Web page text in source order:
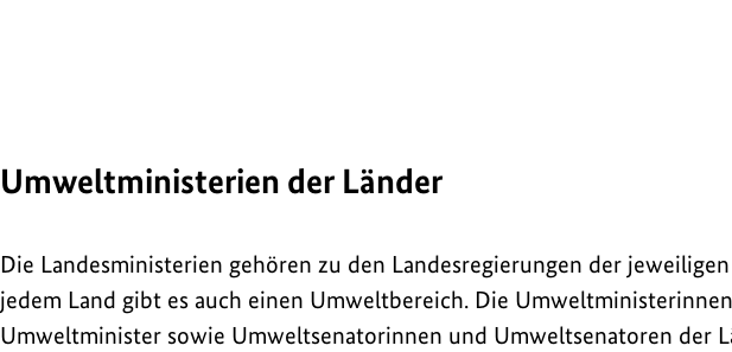
Umweltministerien der Länder
Die Landesministerien gehören zu den Landesregierungen der
jedem Land gibt es auch einen Umweltbereich. Die
Umweltminister sowie Umweltsenatorinnen und Umweltsenatoren der